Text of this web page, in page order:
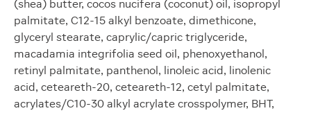
(shea) butter, cocos nucifera (coconut) oil, isopropyl
palmitate, C12-15 alkyl benzoate, dimethicone,
glyceryl stearate, caprylic/capric triglyceride,
macadamia integrifolia seed oil, phenoxyethanol,
retinyl palmitate, panthenol, linoleic acid, linolenic
acid, ceteareth-20, ceteareth-12, cetyl palmitate,
acrylates/C10-30 alkyl acrylate crosspolymer, BHT,